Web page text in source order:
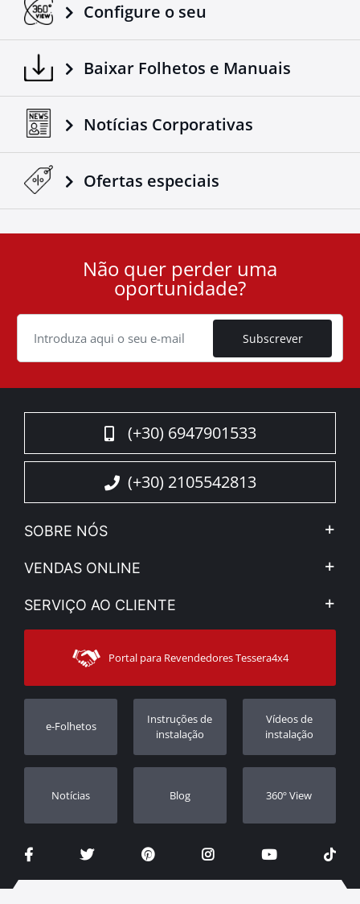
Configure o seu
Baixar Folhetos e Manuais
Notícias Corporativas
Ofertas especiais
Cookie
Não quer perder uma
oportunidade?
Subscrever
(+30) 6947901533
(+30) 2105542813
SOBRE NÓS
A Companhia
Notícias
Sitemap
VENDAS ONLINE
Minha Conta
Modos de Enviο
SERVIÇO AO CLIENTE
Contacto
Apoio ao cliente
Rastrear ordem
Revendedores
Portal para Revendedores Tessera4x4
e-Folhetos
Instruções de
instalação
Vídeos de
instalação
Notícias Blog 360º View